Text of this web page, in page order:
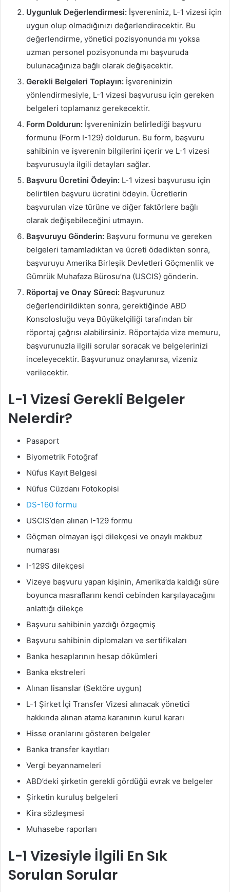
Uygunluk Değerlendirmesi: İşvereniniz, L-1 vizesi için
uygun olup olmadığınızı değerlendirecektir. Bu
değerlendirme, yönetici pozisyonunda mı yoksa
uzman personel pozisyonunda mı başvuruda
bulunacağınıza bağlı olarak değişecektir.
Gerekli Belgeleri Toplayın: İşvereninizin
yönlendirmesiyle, L-1 vizesi başvurusu için gereken
belgeleri toplamanız gerekecektir.
Form Doldurun: İşvereninizin belirlediği başvuru
formunu (Form I-129) doldurun. Bu form, başvuru
sahibinin ve işverenin bilgilerini içerir ve L-1 vizesi
başvurusuyla ilgili detayları sağlar.
Başvuru Ücretini Ödeyin: L-1 vizesi başvurusu için
belirtilen başvuru ücretini ödeyin. Ücretlerin
başvurulan vize türüne ve diğer faktörlere bağlı
olarak değişebileceğini utmayın.
Başvuruyu Gönderin: Başvuru formunu ve gereken
belgeleri tamamladıktan ve ücreti ödedikten sonra,
başvuruyu Amerika Birleşik Devletleri Göçmenlik ve
Gümrük Muhafaza Bürosu’na (USCIS) gönderin.
Röportaj ve Onay Süreci: Başvurunuz
değerlendirildikten sonra, gerektiğinde ABD
Konsolosluğu veya Büyükelçiliği tarafından bir
röportaj çağrısı alabilirsiniz. Röportajda vize memuru,
başvurunuzla ilgili sorular soracak ve belgelerinizi
inceleyecektir. Başvurunuz onaylanırsa, vizeniz
verilecektir.
L-1 Vizesi Gerekli Belgeler
Nelerdir?
Pasaport
Biyometrik Fotoğraf
Nüfus Kayıt Belgesi
Nüfus Cüzdanı Fotokopisi
DS-160 formu
USCIS’den alınan I-129 formu
Göçmen olmayan işçi dilekçesi ve onaylı makbuz
numarası
I-129S dilekçesi
Vizeye başvuru yapan kişinin, Amerika’da kaldığı süre
boyunca masraflarını kendi cebinden karşılayacağını
anlattığı dilekçe
Başvuru sahibinin yazdığı özgeçmiş
Başvuru sahibinin diplomaları ve sertifikaları
Banka hesaplarının hesap dökümleri
Banka ekstreleri
Alınan lisanslar (Sektöre uygun)
L-1 Şirket İçi Transfer Vizesi alınacak yönetici
hakkında alınan atama karanının kurul kararı
Hisse oranlarını gösteren belgeler
Banka transfer kayıtları
Vergi beyannameleri
ABD’deki şirketin gerekli gördüğü evrak ve belgeler
Şirketin kuruluş belgeleri
Kira sözleşmesi
Muhasebe raporları
L-1 Vizesiyle İlgili En Sık
Sorulan Sorular